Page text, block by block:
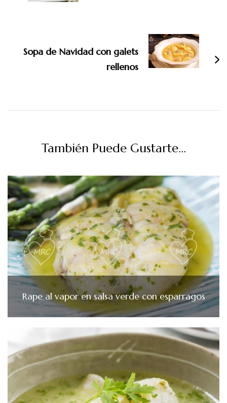
Sopa de Navidad con galets
rellenos
También Puede Gustarte...
Rape al vapor en salsa verde con esparragos